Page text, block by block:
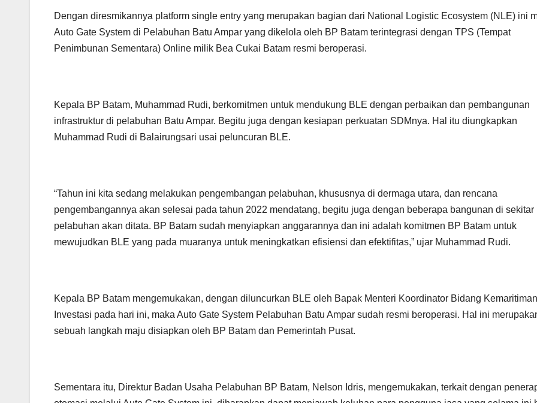
Dengan diresmikannya platform single entry yang merupakan bagian dari National Logistic Ecosystem (NLE) ini
Auto Gate System di Pelabuhan Batu Ampar yang dikelola oleh BP Batam terintegrasi dengan TPS (Tempat
Penimbunan Sementara) Online milik Bea Cukai Batam resmi beroperasi.
Kepala BP Batam, Muhammad Rudi, berkomitmen untuk mendukung BLE dengan perbaikan dan pembangunan
infrastruktur di pelabuhan Batu Ampar. Begitu juga dengan kesiapan perkuatan SDMnya. Hal itu diungkapkan
Muhammad Rudi di Balairungsari usai peluncuran BLE.
“Tahun ini kita sedang melakukan pengembangan pelabuhan, khususnya di dermaga utara, dan rencana
pengembangannya akan selesai pada tahun 2022 mendatang, begitu juga dengan beberapa bangunan di sekitar
pelabuhan akan ditata. BP Batam sudah menyiapkan anggarannya dan ini adalah komitmen BP Batam untuk
mewujudkan BLE yang pada muaranya untuk meningkatkan efisiensi dan efektifitas,” ujar Muhammad Rudi.
Kepala BP Batam mengemukakan, dengan diluncurkan BLE oleh Bapak Menteri Koordinator Bidang
Investasi pada hari ini, maka Auto Gate System Pelabuhan Batu Ampar sudah resmi beroperasi. Hal ini
sebuah langkah maju disiapkan oleh BP Batam dan Pemerintah Pusat.
Sementara itu, Direktur Badan Usaha Pelabuhan BP Batam, Nelson Idris, mengemukakan, terkait dengan